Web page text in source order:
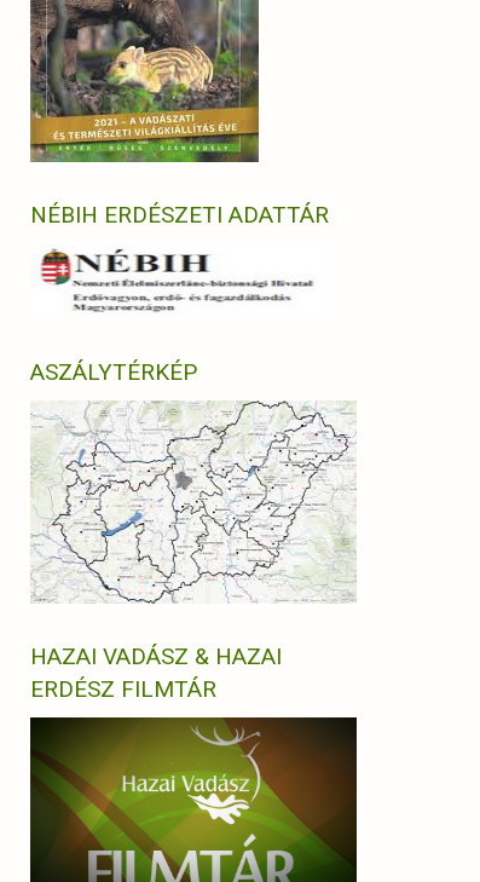
NÉBIH ERDÉSZETI ADATTÁR
ASZÁLYTÉRKÉP
HAZAI VADÁSZ & HAZAI
ERDÉSZ FILMTÁR